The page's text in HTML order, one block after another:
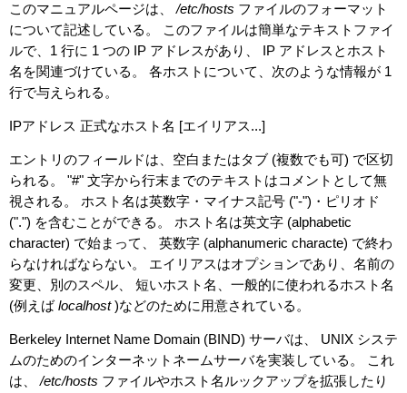
このマニュアルページは、/etc/hosts ファイルのフォーマット
について記述している。 このファイルは簡単なテキストファイ
ルで、1 行に 1 つの IP アドレスがあり、 IP アドレスとホスト
名を関連づけている。 各ホストについて、次のような情報が 1
行で与えられる。
IPアドレス 正式なホスト名 [エイリアス...]
エントリのフィールドは、空白またはタブ (複数でも可) で区切
られる。 "#" 文字から行末までのテキストはコメントとして無
視される。 ホスト名は英数字・マイナス記号 ("-")・ピリオド
(".") を含むことができる。 ホスト名は英文字 (alphabetic
character) で始まって、 英数字 (alphanumeric characte) で終わ
らなければならない。 エイリアスはオプションであり、名前の
変更、別のスペル、 短いホスト名、一般的に使われるホスト名
(例えばlocalhost)などのために用意されている。
Berkeley Internet Name Domain (BIND) サーバは、 UNIX システ
ムのためのインターネットネームサーバを実装している。 これ
は、/etc/hosts ファイルやホスト名ルックアップを拡張したり